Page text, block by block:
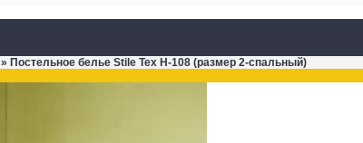
» Постельное белье Stile Tex H-108 (размер 2-спальный)